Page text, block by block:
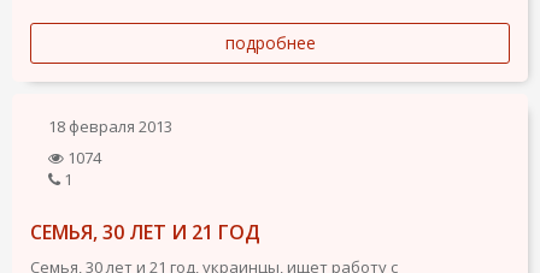
подробнее
18 февраля 2013
1074
1
СЕМЬЯ, 30 ЛЕТ И 21 ГОД
Семья, 30 лет и 21 год, украинцы, ищет работу с